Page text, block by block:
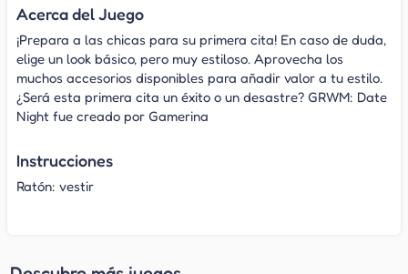
Acerca del Juego
¡Prepara a las chicas para su primera cita! En caso de duda,
elige un look básico, pero muy estiloso. Aprovecha los
muchos accesorios disponibles para añadir valor a tu estilo.
¿Será esta primera cita un éxito o un desastre? GRWM: Date
Night fue creado por Gamerina
Instrucciones
Ratón: vestir